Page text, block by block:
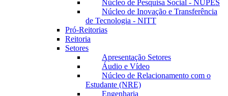
Núcleo de Pesquisa Social - NUPES
Núcleo de Inovação e Transferência
de Tecnologia - NITT
Pró-Reitorias
Reitoria
Setores
Apresentação Setores
Áudio e Vídeo
Núcleo de Relacionamento com o
Estudante (NRE)
Engenharia